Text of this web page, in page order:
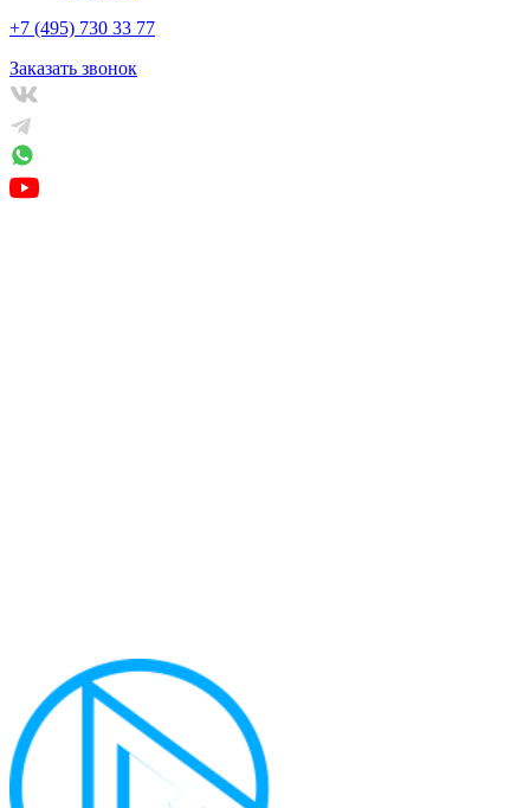
+7 (495) 730 33 77
Заказать звонок